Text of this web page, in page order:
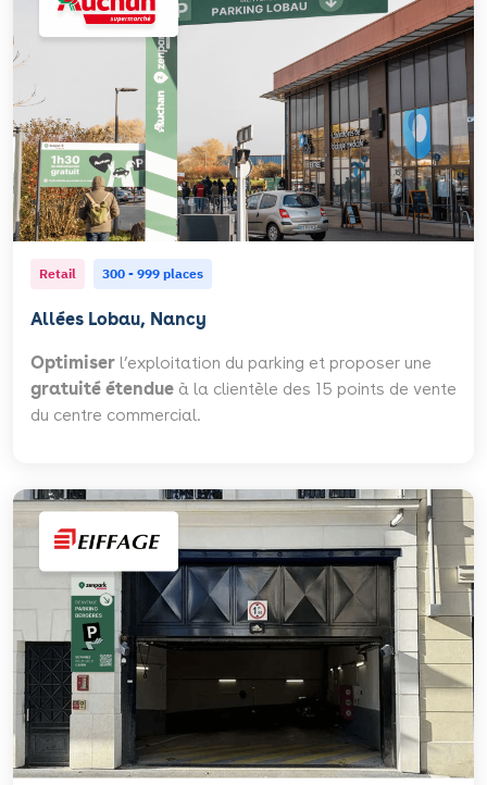
Retail 300 - 999 places
Allées Lobau, Nancy
Optimiser l’exploitation du parking et proposer une
gratuité étendue à la clientèle des 15 points de vente
du centre commercial.